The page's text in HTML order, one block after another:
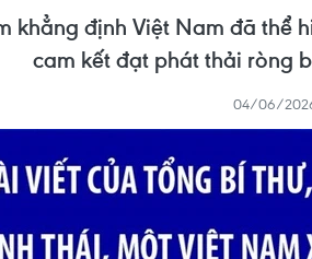
khẳng định Việt Nam đã
cam kết đạt phát thải ròng
04/06/